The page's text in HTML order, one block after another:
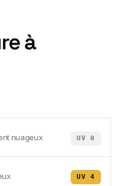
à
nuageux UV0
UV4